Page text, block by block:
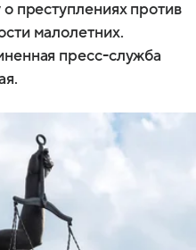
преступлениях против
малолетних.
пресс-служба